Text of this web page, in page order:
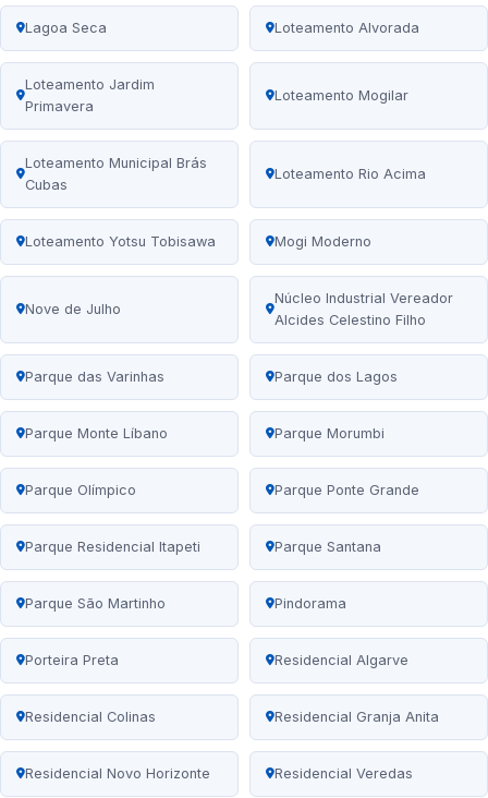
Lagoa Seca Loteamento Alvorada
Loteamento Jardim
Primavera
Loteamento Mogilar
Loteamento Municipal Brás
Cubas
Loteamento Rio Acima
Loteamento Yotsu Tobisawa Mogi Moderno
Nove de Julho
Núcleo Industrial Vereador
Alcides Celestino Filho
Parque das Varinhas Parque dos Lagos
Parque Monte Líbano Parque Morumbi
Parque Olímpico Parque Ponte Grande
Parque Residencial Itapeti Parque Santana
Parque São Martinho Pindorama
Porteira Preta Residencial Algarve
Residencial Colinas Residencial Granja Anita
Residencial Novo Horizonte Residencial Veredas